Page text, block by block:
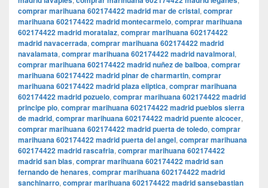
comprar marihuana 602174422 madrid mar de cristal, comprar
marihuana 602174422 madrid montecarmelo, comprar marihuana
602174422 madrid moratalaz, comprar marihuana 602174422
madrid navacerrada, comprar marihuana 602174422 madrid
navalamata, comprar marihuana 602174422 madrid navalmoral,
comprar marihuana 602174422 madrid nuñez de balboa, comprar
marihuana 602174422 madrid pinar de charmartin, comprar
marihuana 602174422 madrid plaza eliptica, comprar marihuana
602174422 madrid pozuelo, comprar marihuana 602174422 madrid
principe pio, comprar marihuana 602174422 madrid pueblos sierra
de madrid, comprar marihuana 602174422 madrid puente alcocer,
comprar marihuana 602174422 madrid puerta de toledo, comprar
marihuana 602174422 madrid puerta del angel, comprar marihuana
602174422 madrid rascafria, comprar marihuana 602174422
madrid san blas, comprar marihuana 602174422 madrid san
fernando de henares, comprar marihuana 602174422 madrid
sanchinarro, comprar marihuana 602174422 madrid sansebastian